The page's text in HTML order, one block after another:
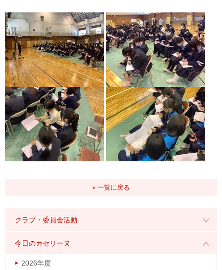
» 一覧に戻る
クラブ・委員会活動
2026年度
今日のカセリーヌ
2026年度